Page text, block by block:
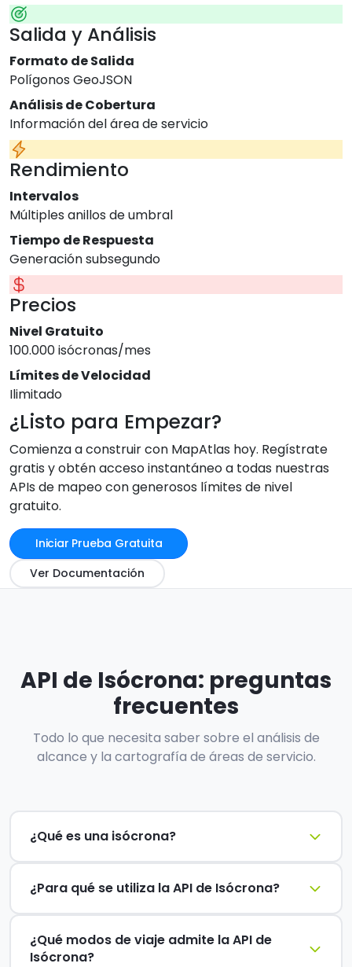
Salida y Análisis
Formato de Salida
Polígonos GeoJSON
Análisis de Cobertura
Información del área de servicio
Rendimiento
Intervalos
Múltiples anillos de umbral
Tiempo de Respuesta
Generación subsegundo
Precios
Nivel Gratuito
100.000 isócronas/mes
Límites de Velocidad
Ilimitado
¿Listo para Empezar?
Comienza a construir con MapAtlas hoy. Regístrate
gratis y obtén acceso instantáneo a todas nuestras
APIs de mapeo con generosos límites de nivel
gratuito.
Iniciar Prueba Gratuita
Ver Documentación
API de Isócrona: preguntas
frecuentes
Todo lo que necesita saber sobre el análisis de
alcance y la cartografía de áreas de servicio.
¿Qué es una isócrona?
¿Para qué se utiliza la API de Isócrona?
¿Qué modos de viaje admite la API de
Isócrona?